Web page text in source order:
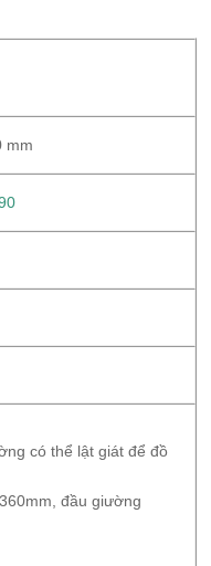
mm
có thể lật giát để đồ
đầu giường